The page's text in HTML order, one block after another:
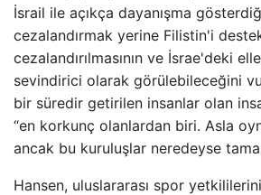
İsrail ile açıkça dayanışma
cezalandırmak yerine Filistin'i
cezalandırılmasının ve İsrae'deki
sevindirici olarak görülebileceğini
bir süredir getirilen insanlar olan
“en korkunç olanlardan biri. Asla
ancak bu kuruluşlar neredeyse
Hansen, uluslararası spor